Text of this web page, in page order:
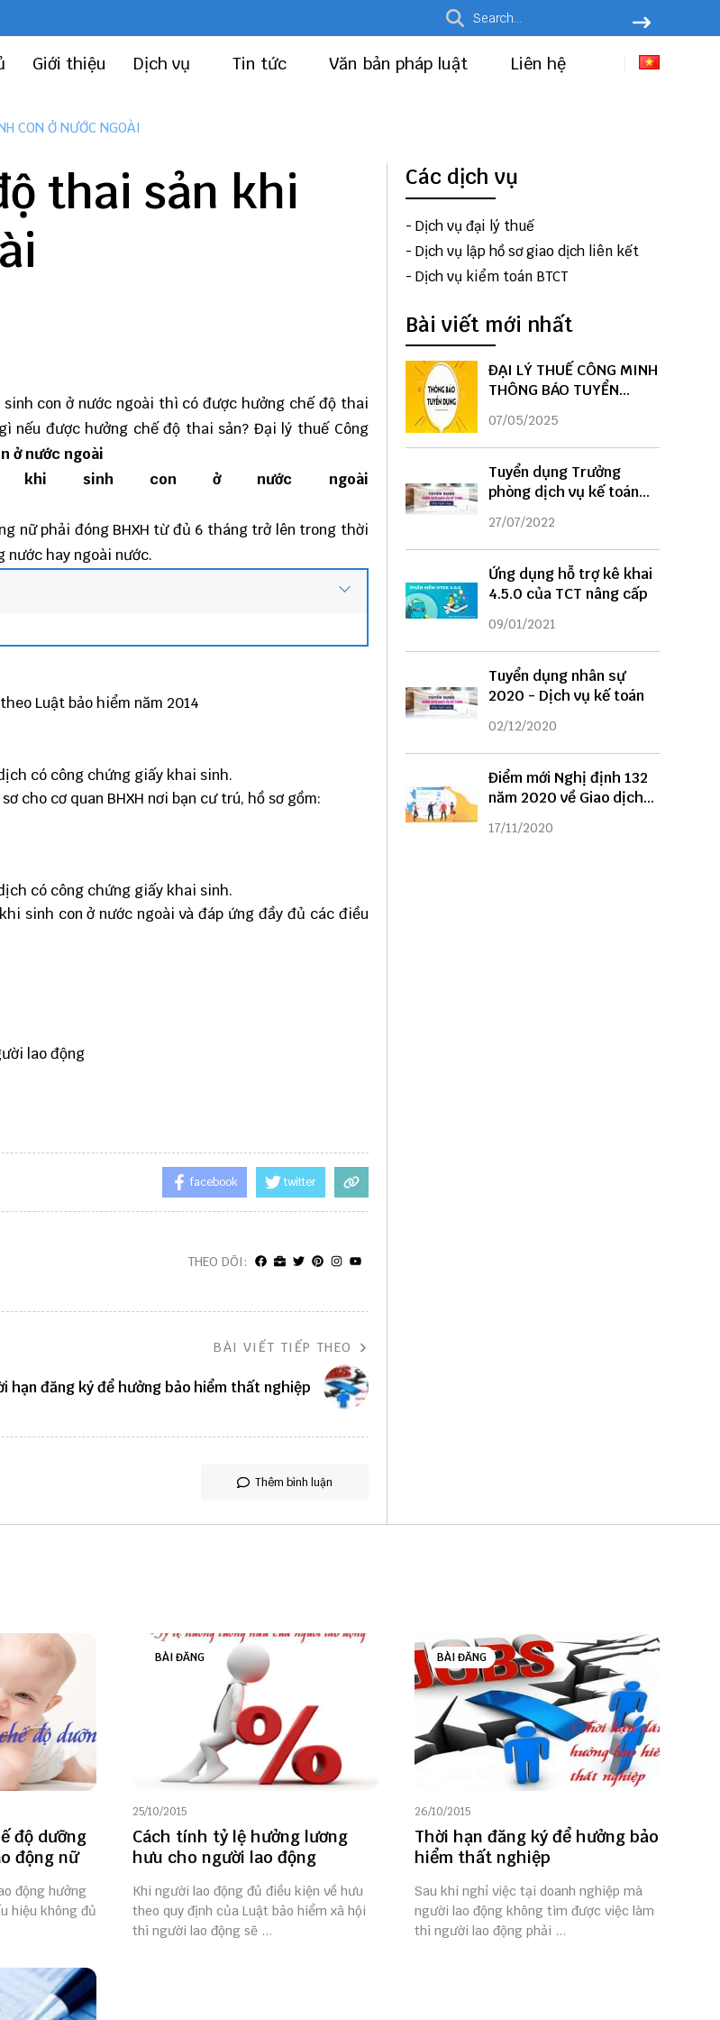
Giới thiệu Dịch vụ Tin tức Văn bản pháp luật Liên hệ
CON Ở NƯỚC NGOÀI
thai sản khi
sinh con ở nước ngoài thì có được hưởng chế độ thai
nếu được hưởng chế độ thai sản? Đại lý thuế Công
ở nước ngoài
khi sinh con ở nước ngoài
nữ phải đóng BHXH từ đủ 6 tháng trở lên trong thời
hay ngoài nước.
Luật bảo hiểm năm 2014
có công chứng giấy khai sinh.
cho cơ quan BHXH nơi bạn cư trú, hồ sơ gồm:
có công chứng giấy khai sinh.
sinh con ở nước ngoài và đáp ứng đầy đủ các điều
lao động
facebook twitter
THEO DÕI:
BÀI VIẾT TIẾP THEO
hạn đăng ký để hưởng bảo hiểm thất nghiệp
Thêm bình luận
Các dịch vụ
- Dịch vụ đại lý thuế
- Dịch vụ lập hồ sơ giao dịch liên kết
- Dịch vụ kiểm toán BTCT
Bài viết mới nhất
ĐẠI LÝ THUẾ CÔNG MINH
THÔNG BÁO TUYỂN
DỤNG
07/05/2025
Tuyển dụng Trưởng
phòng dịch vụ kế toán
năm 2022
27/07/2022
Ứng dụng hỗ trợ kê khai
4.5.0 của TCT nâng cấp
09/01/2021
Tuyển dụng nhân sự
2020 - Dịch vụ kế toán
02/12/2020
Điểm mới Nghị định 132
năm 2020 về Giao dịch
liên kết
17/11/2020
độ dưỡng
động nữ
động hưởng
hiệu không đủ
BÀI ĐĂNG
25/10/2015
Cách tính tỷ lệ hưởng lương
hưu cho người lao động
Khi người lao động đủ điều kiện về hưu
theo quy định của Luật bảo hiểm xã hội
thì người lao động sẽ ...
BÀI ĐĂNG
26/10/2015
Thời hạn đăng ký để hưởng bảo
hiểm thất nghiệp
Sau khi nghỉ việc tại doanh nghiệp mà
người lao động không tìm được việc làm
thì người lao động phải ...